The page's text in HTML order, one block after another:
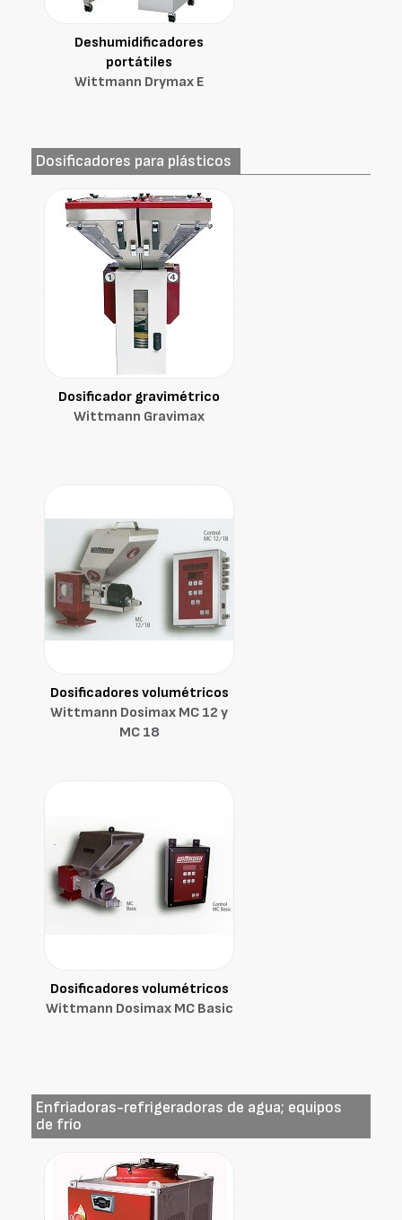
Deshumidificadores
portátiles
Wittmann Drymax E
Dosificadores para plásticos
Dosificador gravimétrico
Wittmann Gravimax
Dosificadores volumétricos
Wittmann Dosimax MC 12 y
MC 18
Dosificadores volumétricos
Wittmann Dosimax MC Basic
Enfriadoras-refrigeradoras de agua; equipos
de frío